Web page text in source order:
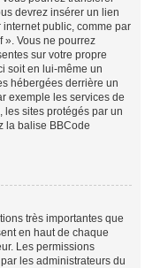
devrez insérer un lien
public, comme par
». Vous ne pourrez
sur votre propre
soit en lui-même un
hébergées derrière un
exemple les services de
les sites protégés par un
la balise BBCode
très importantes que
en haut de chaque
Les permissions
les administrateurs du